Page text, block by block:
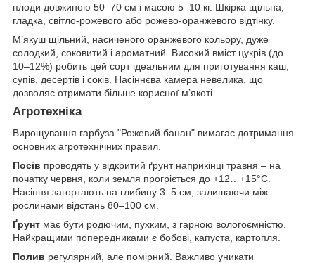
плоди довжиною 50–70 см і масою 5–10 кг. Шкірка щільна,
гладка, світло-рожевого або рожево-оранжевого відтінку.
М’якуш щільний, насиченого оранжевого кольору, дуже
солодкий, соковитий і ароматний. Високий вміст цукрів (до
10–12%) робить цей сорт ідеальним для приготування каш,
супів, десертів і соків. Насіннєва камера невелика, що
дозволяє отримати більше корисної м’якоті.
Агротехніка
Вирощування гарбуза "Рожевий банан" вимагає дотримання
основних агротехнічних правил.
Посів проводять у відкритий ґрунт наприкінці травня – на
початку червня, коли земля прогріється до +12…+15°C.
Насіння загортають на глибину 3–5 см, залишаючи між
рослинами відстань 80–100 см.
Ґрунт має бути родючим, пухким, з гарною вологоємністю.
Найкращими попередниками є бобові, капуста, картопля.
Полив регулярний, але помірний. Важливо уникати